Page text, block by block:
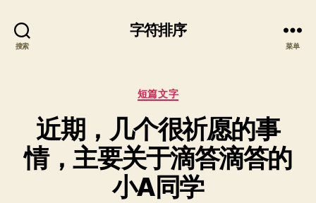
搜索
字符排序
菜单
分
短篇文字
近期，几个很祈愿的事
情，主要关于滴答滴答的
小A同学